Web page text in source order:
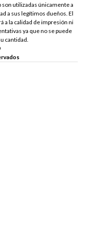
son utilizadas únicamente a
a sus legítimos dueños. El
a la calidad de impresión ni
ya que no se puede
cantidad.